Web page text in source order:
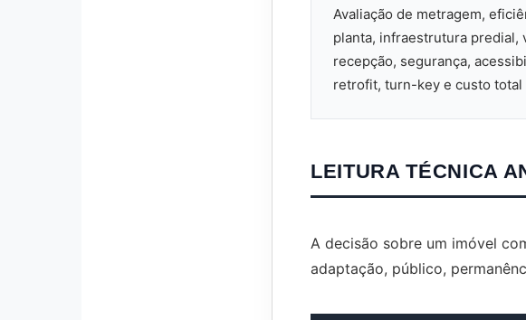
Avaliação de metragem,
planta, infraestrutura predial,
recepção, segurança,
retrofit, turn-key e custo total
LEITURA TÉCNICA
A decisão sobre um imóvel
adaptação, público,